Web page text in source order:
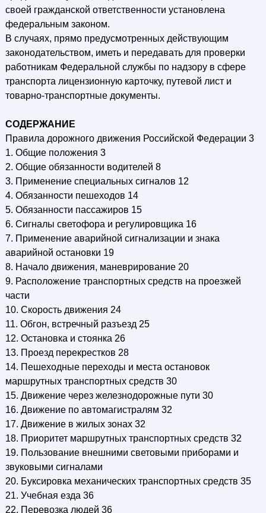
своей гражданской ответственности установлена
федеральным законом.
В случаях, прямо предусмотренных действующим
законодательством, иметь и передавать для проверки
работникам Федеральной службы по надзору в сфере
транспорта лицензионную карточку, путевой лист и
товарно-транспортные документы.
СОДЕРЖАНИЕ
Правила дорожного движения Российской Федерации 3
1. Общие положения 3
2. Общие обязанности водителей 8
3. Применение специальных сигналов 12
4. Обязанности пешеходов 14
5. Обязанности пассажиров 15
6. Сигналы светофора и регулировщика 16
7. Применение аварийной сигнализации и знака
аварийной остановки 19
8. Начало движения, маневрирование 20
9. Расположение транспортных средств на проезжей
части
10. Скорость движения 24
11. Обгон, встречный разъезд 25
12. Остановка и стоянка 26
13. Проезд перекрестков 28
14. Пешеходные переходы и места остановок
маршрутных транспортных средств 30
15. Движение через железнодорожные пути 30
16. Движение по автомагистралям 32
17. Движение в жилых зонах 32
18. Приоритет маршрутных транспортных средств 32
19. Пользование внешними световыми приборами и
звуковыми сигналами
20. Буксировка механических транспортных средств 35
21. Учебная езда 36
22. Перевозка людей 36